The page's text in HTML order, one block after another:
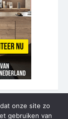
onze site zo
gebruiken van